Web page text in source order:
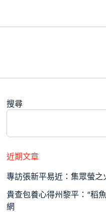
搜尋
近期文章
專訪張新平易近：集眾螢
貴查包養心得州黎平：“稻
網